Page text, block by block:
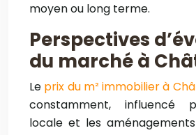
moyen ou long terme.
Perspectives
du marché à
Le prix du m² immobilier à
constamment, influencé
locale et les